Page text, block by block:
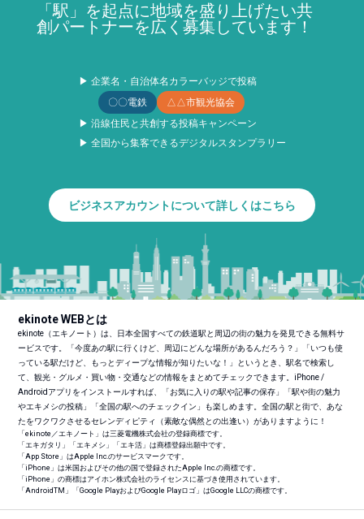
「駅」を起点に地域を盛り上げたい共
創パートナーを広く募集しています！
▶ 企業名・自治体名カラーバッジで投稿
〇〇電鉄
△△市観光協会
▶ 沿線住民と共創する投稿キャンペーン
▶ 全国から集客できるデジタルスタンプラリー
ビジネスアカウントについて詳しくはこちら
ekinote WEBとは
ekinote（エキノート）は、日本全国すべての鉄道駅と周辺の街の魅力を発見できる無料サ
ービスです。「今度あの駅に行くけど、周辺にどんな場所があるんだろう？」「いつも使
っている駅だけど、もっとディープな情報が知りたいな！」というとき、駅名で検索し
て、観光・グルメ・買い物・交通などの情報をまとめてチェックできます。iPhone /
Androidアプリをインストールすれば、「お気に入りの駅や記事の保存」「駅や街の魅力
やエキメシの投稿」「全国の駅へのチェックイン」も楽しめます。全国の駅と街で、あな
たをワクワクさせるセレンディピティ（素敵な偶然との出逢い）がありますように！
「ekinote／エキノート」は三菱電機株式会社の登録商標です。
「エキガタリ」「エキメシ」「エキ活」は商標登録出願中です。
「App Store」はApple Inc.のサービスマークです。
「iPhone」は米国およびその他の国で登録されたApple Inc.の商標です。
「iPhone」の商標はアイホン株式会社のライセンスに基づき使用されています。
「AndroidTM 」「Google PlayおよびGoogle Playロゴ」はGoogle LLCの商標です。